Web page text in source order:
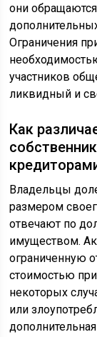
они
Ограничения
участников
ликвидный и
Как
Владельцы
размером
отвечают по
имуществом.
ограниченную
стоимостью
некоторых
или